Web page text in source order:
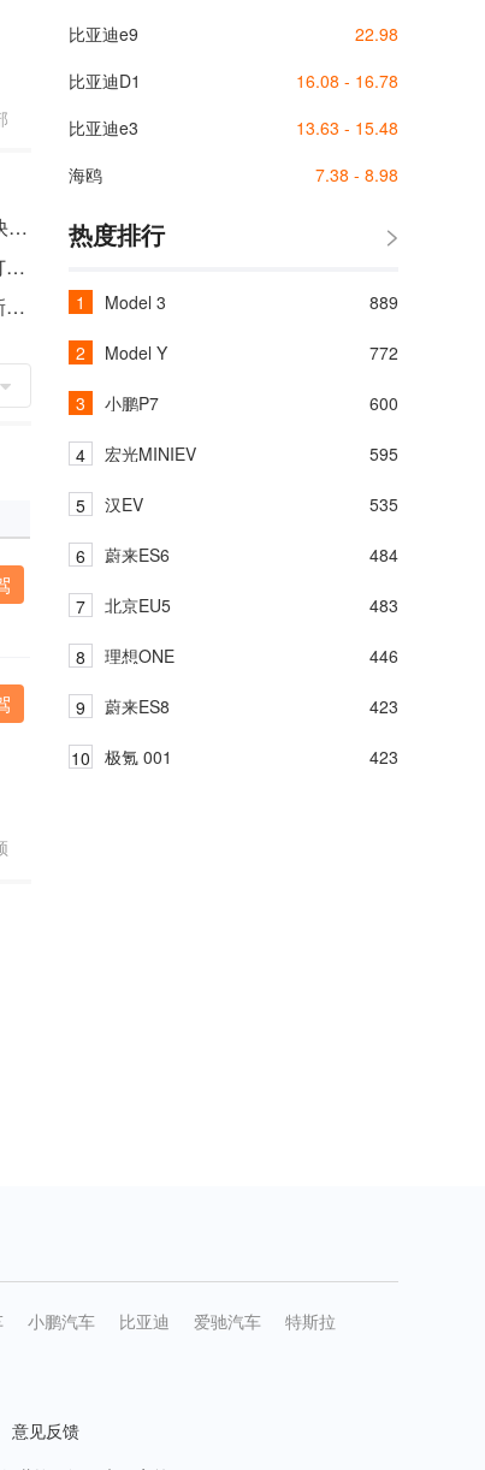
E周新车见：比亚迪汉新款再来，最快零百加速仅3.7秒
比亚迪汉加推四款新车，上市6小时订单近5万
旗舰再进阶，比亚迪汉家族再推4款新车，堪称惊艳
比亚迪e9
22.98
比亚迪D1
16.08 - 16.78
比亚迪e3
13.63 - 15.48
海鸥
7.38 - 8.98
热度排行
Model 3 889
Model Y 772
小鹏P7 600
宏光MINIEV 595
汉EV 535
蔚来ES6 484
北京EU5 483
理想ONE 446
蔚来ES8 423
极氪 001 423
小鹏汽车 比亚迪 爱驰汽车
特斯拉
意见反馈